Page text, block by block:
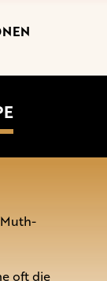
oft die